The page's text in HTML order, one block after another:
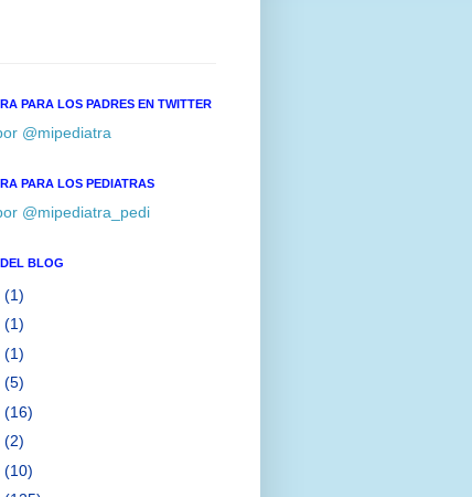
PARA LOS PADRES EN TWITTER
@mipediatra
PARA LOS PEDIATRAS
@mipediatra_pedi
BLOG
(1)
(1)
(1)
(5)
(16)
(2)
(10)